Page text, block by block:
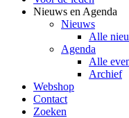
Nieuws en Agenda
Nieuws
Alle
Agenda
Alle
Archief
Webshop
Contact
Zoeken